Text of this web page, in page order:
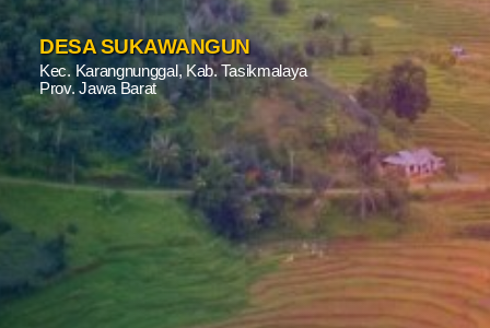
DESA SUKAWANGUN
Kec. Karangnunggal, Kab. Tasikmalaya
Prov. Jawa Barat